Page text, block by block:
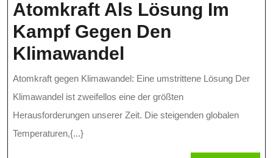
Atomkraft Als Lösung Im
Kampf Gegen Den
Klimawandel
Als
Lösung
Im
Atomkraft gegen Klimawandel: Eine umstrittene Lösung Der
Klimawandel ist zweifellos eine der größten
Herausforderungen unserer Zeit. Die steigenden globalen
Temperaturen,{...}